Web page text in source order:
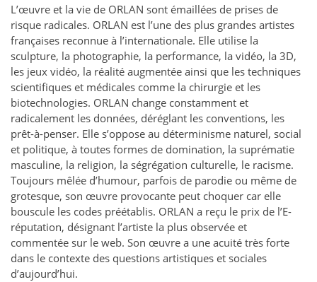
L’œuvre et la vie de ORLAN sont émaillées de prises de
risque radicales. ORLAN est l’une des plus grandes artistes
françaises reconnue à l’internationale. Elle utilise la
sculpture, la photographie, la performance, la vidéo, la 3D,
les jeux vidéo, la réalité augmentée ainsi que les techniques
scientifiques et médicales comme la chirurgie et les
biotechnologies. ORLAN change constamment et
radicalement les données, déréglant les conventions, les
prêt-à-penser. Elle s’oppose au déterminisme naturel, social
et politique, à toutes formes de domination, la suprématie
masculine, la religion, la ségrégation culturelle, le racisme.
Toujours mêlée d’humour, parfois de parodie ou même de
grotesque, son œuvre provocante peut choquer car elle
bouscule les codes préétablis. ORLAN a reçu le prix de l’E-
réputation, désignant l’artiste la plus observée et
commentée sur le web. Son œuvre a une acuité très forte
dans le contexte des questions artistiques et sociales
d’aujourd’hui.